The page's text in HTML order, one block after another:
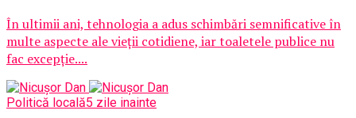
În ultimii ani, tehnologia a adus schimbări semnificative în
multe aspecte ale vieții cotidiene, iar toaletele publice nu
fac excepție....
Politică locală5 zile inainte